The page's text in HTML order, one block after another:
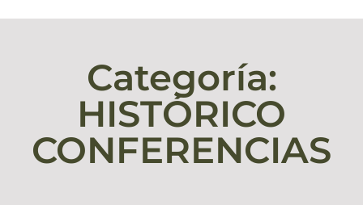
Categoría:
HISTÓRICO
CONFERENCIAS